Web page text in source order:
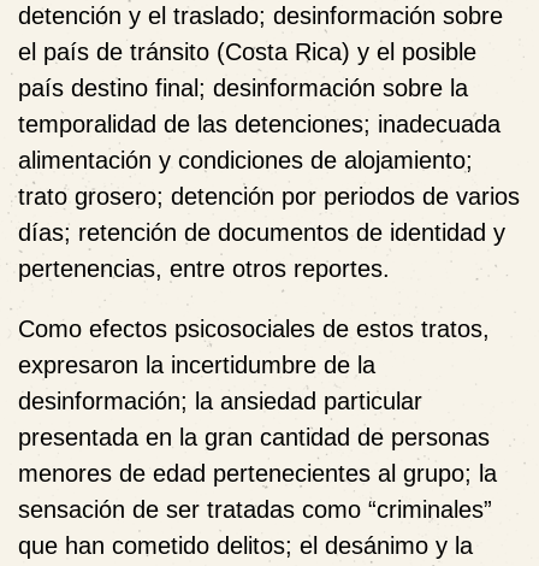
detención y el traslado; desinformación sobre
el país de tránsito (Costa Rica) y el posible
país destino final; desinformación sobre la
temporalidad de las detenciones; inadecuada
alimentación y condiciones de alojamiento;
trato grosero; detención por periodos de varios
días; retención de documentos de identidad y
pertenencias, entre otros reportes.
Como efectos psicosociales de estos tratos,
expresaron la incertidumbre de la
desinformación; la ansiedad particular
presentada en la gran cantidad de personas
menores de edad pertenecientes al grupo; la
sensación de ser tratadas como “criminales”
que han cometido delitos; el desánimo y la